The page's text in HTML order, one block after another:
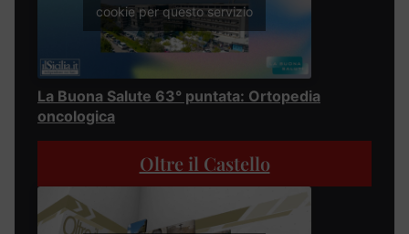
cookie per questo servizio
La Buona Salute 63° puntata: Ortopedia
oncologica
Oltre il Castello